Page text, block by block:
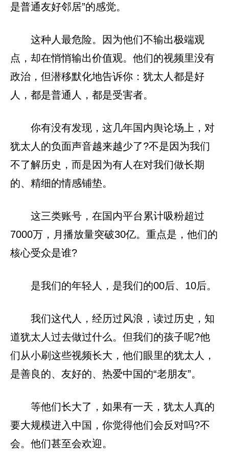
是普通友好邻居”的感觉。
这种人最危险。因为他们不输出极端观
点，却在悄悄输出价值观。他们的视频里没有
政治，但潜移默化地告诉你：犹太人都是好
人，都是普通人，都是受害者。
你有没有发现，这几年国内舆论场上，对
犹太人的负面声音越来越少了?不是因为我们
不了解历史，而是因为有人在对我们做长期
的、精细的情感铺垫。
这三类账号，在国内平台累计吸粉超过
7000万，月播放量突破30亿。重点是，他们的
核心受众是谁?
是我们的年轻人，是我们的00后、10后。
我们这代人，经历过风浪，读过历史，知
道犹太人过去做过什么。但我们的孩子呢?他
们从小刷这些视频长大，他们眼里的犹太人，
是善良的、友好的、热爱中国的“老朋友”。
等他们长大了，如果有一天，犹太人真的
要大规模进入中国，你觉得他们会反对吗?不
会。他们甚至会欢迎。